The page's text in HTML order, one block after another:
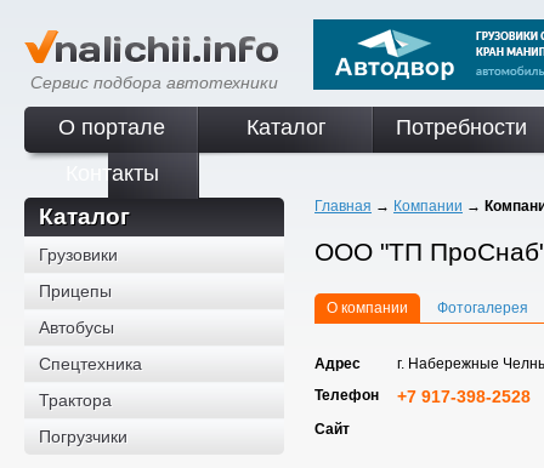
Сервис подбора автотехники
О портале Каталог
Потребности
Контакты
Каталог
Грузовики
Прицепы
Автобусы
Спецтехника
Трактора
Погрузчики
Главная → Компании →
ООО "ТП
О компании Фотогалерея
Адрес
г. Набережные
Телефон
+7 917-398-2528
Сайт